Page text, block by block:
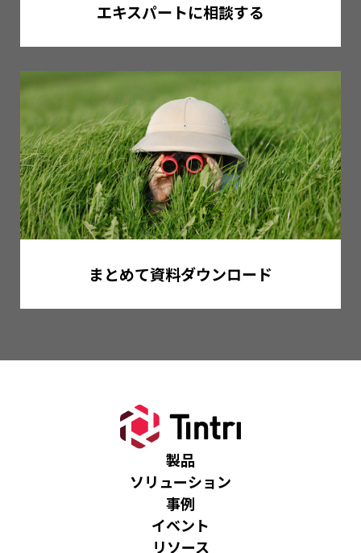
エキスパートに相談する
まとめて資料ダウンロード
製品
ソリューション
事例
イベント
リソース